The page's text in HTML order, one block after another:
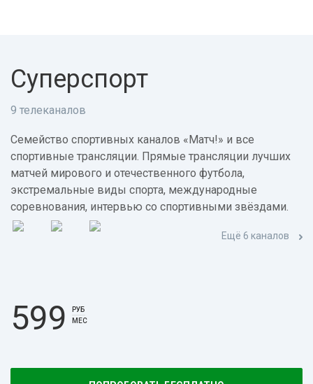
Суперспорт
9 телеканалов
Семейство спортивных каналов «Матч!» и все
спортивные трансляции. Прямые трансляции лучших
матчей мирового и отечественного футбола,
экстремальные виды спорта, международные
соревнования, интервью со спортивными звёздами.
Ещё 6 каналов
599
РУБ
МЕС